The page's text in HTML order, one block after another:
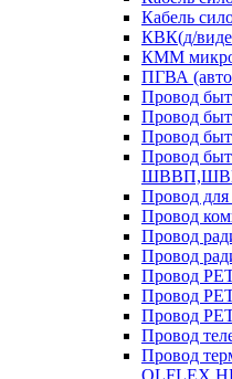
Кабель
КВК(д/
КММ
ПГВА
Провод
Провод
Провод
Провод
Провод
Провод
Провод
Провод
Провод
Провод
Провод
Провод
Провод